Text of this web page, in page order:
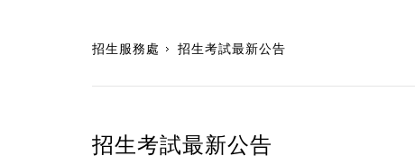
招生服務處 招生考試最新公告
招生考試最新公告